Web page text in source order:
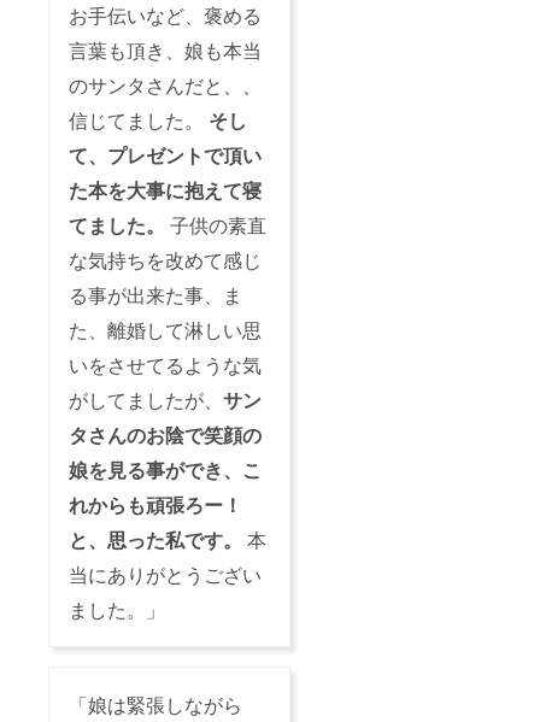
お手伝いなど、褒める
言葉も頂き、娘も本当
のサンタさんだと、、
信じてました。 そし
て、 プレゼントで頂い
た本を大事に抱えて寝
てました。 子供の素直
な気持ちを改めて感じ
る事が出来た事、ま
た、離婚して淋しい思
いをさせてるような気
がしてましたが、 サン
タさんのお陰で笑顔の
娘を見る事ができ、こ
れからも頑張ろー！
と、思った私です。 本
当にありがとうござい
ました。」
「娘は緊張しながら